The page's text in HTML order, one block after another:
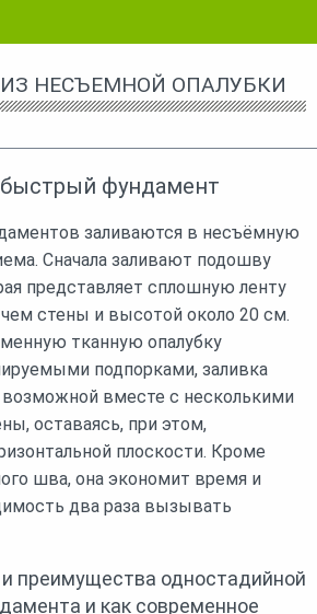
НЕСЪЕМНОЙ ОПАЛУБКИ
фундамент
заливаются в несъёмную
Сначала заливают подошву
представляет сплошную ленту
стены и высотой около 20 см.
тканную опалубку
подпорками, заливка
вместе с несколькими
оставаясь, при этом,
плоскости. Кроме
шва, она экономит время и
два раза вызывать
преимущества одностадийной
и как современное